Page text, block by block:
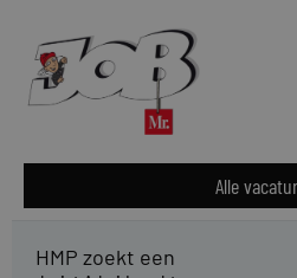
Alle
HMP zoekt een